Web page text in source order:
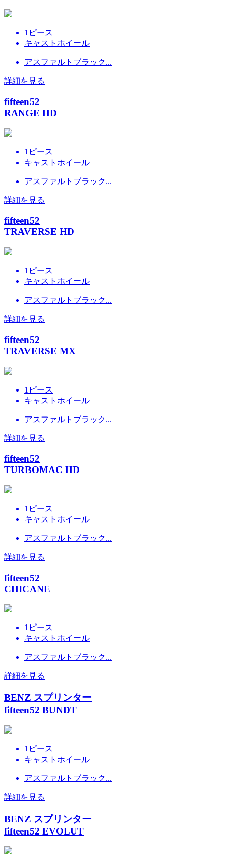
1ピース
キャストホイール
アスファルトブラック...
詳細を見る
fifteen52
RANGE HD
1ピース
キャストホイール
アスファルトブラック...
詳細を見る
fifteen52
TRAVERSE HD
1ピース
キャストホイール
アスファルトブラック...
詳細を見る
fifteen52
TRAVERSE MX
1ピース
キャストホイール
アスファルトブラック...
詳細を見る
fifteen52
TURBOMAC HD
1ピース
キャストホイール
アスファルトブラック...
詳細を見る
fifteen52
CHICANE
1ピース
キャストホイール
アスファルトブラック...
詳細を見る
BENZ スプリンター
fifteen52 BUNDT
1ピース
キャストホイール
アスファルトブラック...
詳細を見る
BENZ スプリンター
fifteen52 EVOLUT